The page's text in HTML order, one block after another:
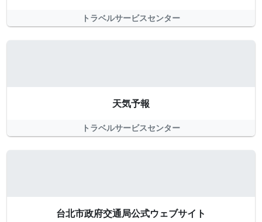
トラベルサービスセンター
天気予報
トラベルサービスセンター
台北市政府交通局公式ウェブサイト